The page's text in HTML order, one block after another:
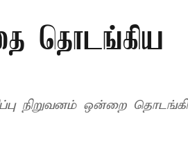
தொடங்கிய
நிறுவனம் ஒன்றை தொடங்கி